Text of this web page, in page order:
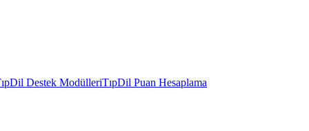
Destek ModülleriTıpDil Puan Hesaplama